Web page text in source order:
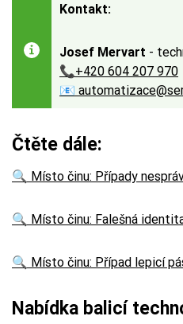
Kontakt:
Josef Mervart -
📞+420 604 207 970
📧
Čtěte dále:
🔍 Místo činu: Případy
🔍 Místo činu: Falešná
🔍 Místo činu: Případ lepicí
Nabídka balicí